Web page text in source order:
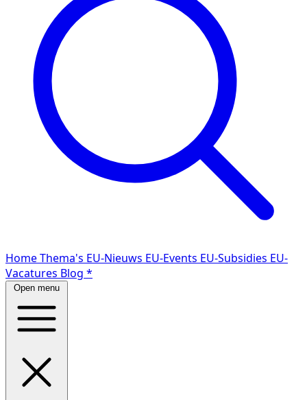
HomeThema's EU-Nieuws EU-Events EU-Subsidies EU-
Vacatures Blog *
Open menu